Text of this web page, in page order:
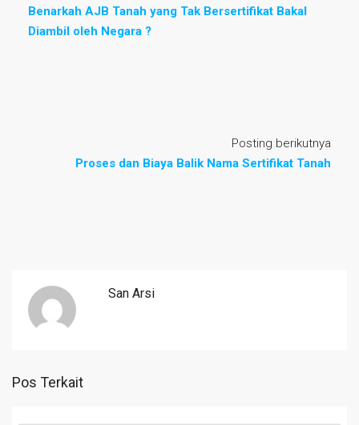
Benarkah AJB Tanah yang Tak Bersertifikat Bakal
Diambil oleh Negara ?
Posting berikutnya
Proses dan Biaya Balik Nama Sertifikat Tanah
San Arsi
Pos Terkait